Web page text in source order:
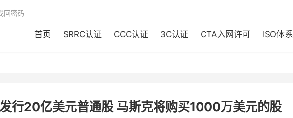
首页 SRRC认证 CCC认证 3C认证 CTA入网许可 ISO体系
回密码
行20亿美元普通股 马斯克将购买1000万美元的股